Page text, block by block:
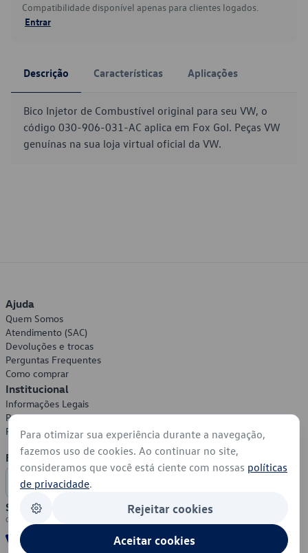
Compatibilidade disponível apenas para clientes logados.
Entrar
Descrição Características Aplicações
Bico Injetor de Combustível original para seu VW, o
código 030-906-031-AC aplica em Fox Gol. Peças VW
genuínas na sua loja virtual oficial da VW.
Ajuda
Quem Somos
Atendimento (SAC)
Devoluções e trocas
Perguntas Frequentes
Como comprar
Institucional
Informações Legais
Política de Privacidade
Política de Cookies
Formas de Pagamento
Segurança
Para otimizar sua experiência durante a navegação,
fazemos uso de cookies. Ao continuar no site,
consideramos que você está ciente com nossas políticas
de privacidade.
Rejeitar cookies
Aceitar cookies